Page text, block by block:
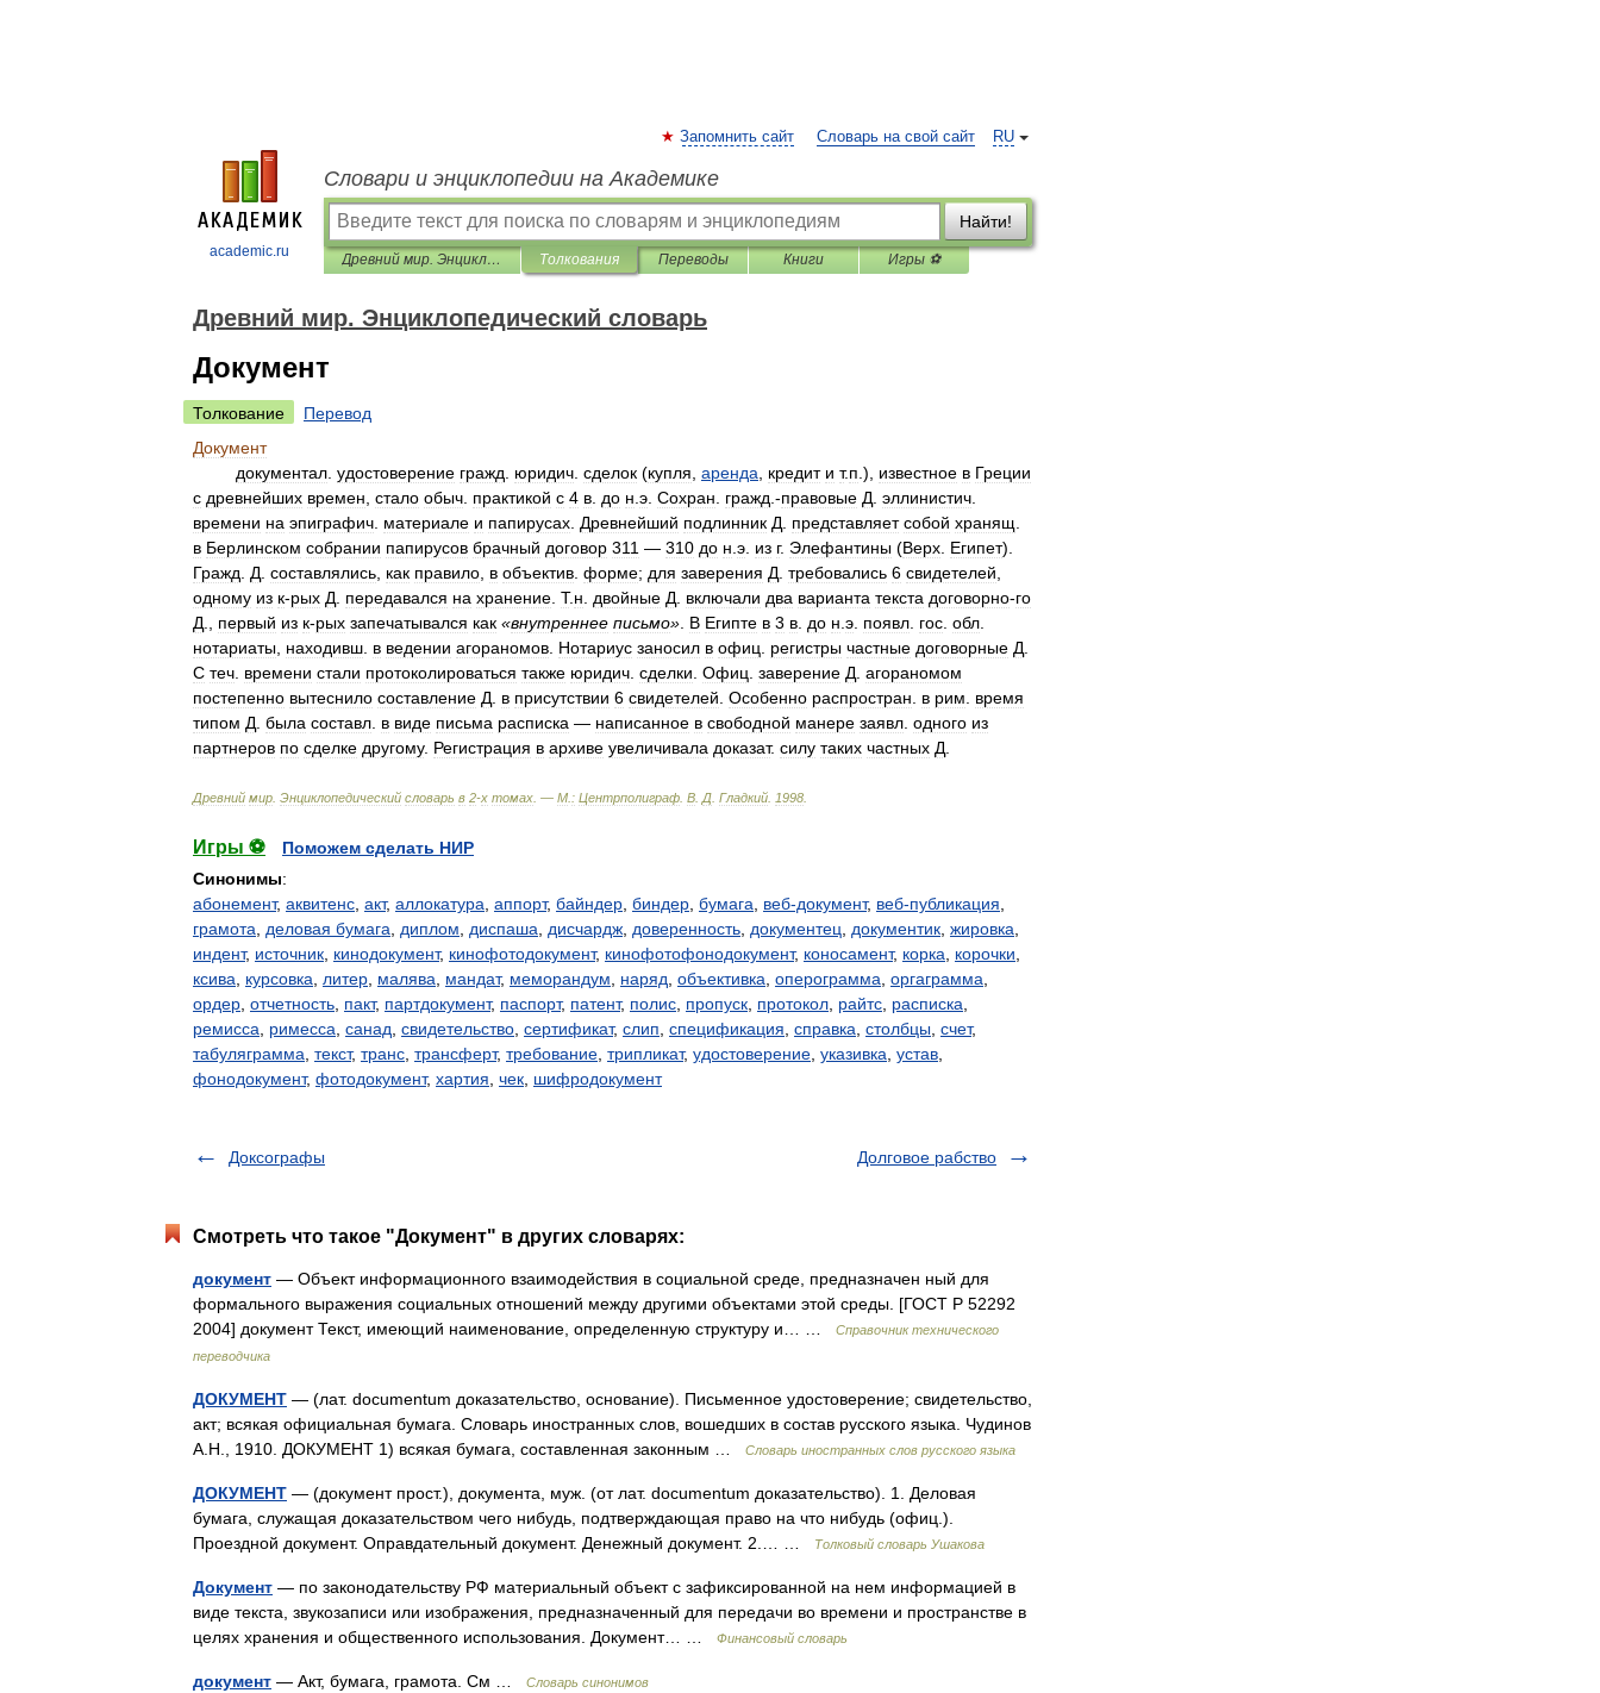
academic.ru
RU
Запомнить сайт Словарь на свой сайт
Словари и энциклопедии на Академике
Найти!
Древний мир. Энциклопедический словарь Толкования Переводы Книги Игры ⚽
Древний мир. Энциклопедический словарь
Документ
Толкование
Перевод
Документ
документал удостоверение гражд юридич сделок (купля аренда кредит и т.п .), известное в Греции
с древнейших времен стало обыч практикой с 4 в до н э Сохран гражд .-правовые Д эллинистич
времени на эпиграфич материале и папирусах Древнейший подлинник Д представляет собой хранящ
в Берлинском собрании папирусов брачный договор 311 — 310 до н э из г. Элефантины (Верх Египет).
Гражд
Д составлялись как правило в объектив форме; для заверения Д требовались 6 свидетелей
одному из к-рых Д передавался на хранение Т.н двойные Д включали два варианта текста договорно-го
Д
первый из к-рых запечатывался как «внутреннее письмо» В Египте в 3 в до н э появл гос обл
нотариаты находивш в ведении агораномов Нотариус заносил в офиц регистры частные договорные Д
С теч времени стали протоколироваться также юридич сделки Офиц заверение Д агораномом
постепенно вытеснило составление Д в присутствии 6 свидетелей Особенно распростран в рим
время
типом Д была составл в виде письма расписка — написанное в свободной манере заявл одного из
партнеров по сделке другому. Регистрация в архиве увеличивала доказат. силу таких частных Д
Древний мир Энциклопедический словарь в 2-х томах . — М : Центрполиграф В Д Гладкий 1998
Игры ⚽
Поможем сделать НИР
Синонимы:
абонемент, аквитенс акт, аллокатура аппорт, байндер биндер бумага веб-документ, веб-публикация
грамота
деловая бумага диплом диспаша дисчардж доверенность документец документик жировка
индент, источник кинодокумент, кинофотодокумент, кинофотофонодокумент, коносамент, корка корочки
ксива
курсовка литер малява мандат, меморандум наряд объективка оперограмма оргаграмма
ордер отчетность пакт, партдокумент, паспорт, патент, полис пропуск протокол райтс расписка
ремисса
римесса санад свидетельство сертификат, слип спецификация справка столбцы счет,
табуляграмма текст, транс трансферт, требование трипликат, удостоверение указивка устав
фонодокумент, фотодокумент, хартия чек шифродокумент
Доксографы Долговое рабство
Смотреть что такое "Документ" в других словарях:
документ — Объект информационного взаимодействия в социальной среде, предназначен ный для
формального выражения социальных отношений между другими объектами этой среды. [ГОСТ Р 52292
2004] документ Текст, имеющий наименование, определенную структуру и… …
Справочник технического
переводчика
ДОКУМЕНТ — (лат. documentum доказательство, основание). Письменное удостоверение; свидетельство,
акт; всякая официальная бумага. Словарь иностранных слов, вошедших в состав русского языка. Чудинов
А.Н., 1910. ДОКУМЕНТ 1) всякая бумага, составленная законным …
Словарь иностранных слов русского языка
ДОКУМЕНТ — (документ прост.), документа, муж. (от лат. documentum доказательство). 1. Деловая
бумага, служащая доказательством чего нибудь, подтверждающая право на что нибудь (офиц.).
Проездной документ. Оправдательный документ. Денежный документ. 2.… …
Толковый словарь Ушакова
Документ — по законодательству РФ материальный объект с зафиксированной на нем информацией в
виде текста, звукозаписи или изображения, предназначенный для передачи во времени и пространстве в
целях хранения и общественного использования. Документ… …
Финансовый словарь
документ — Акт, бумага, грамота. См … Словарь синонимов